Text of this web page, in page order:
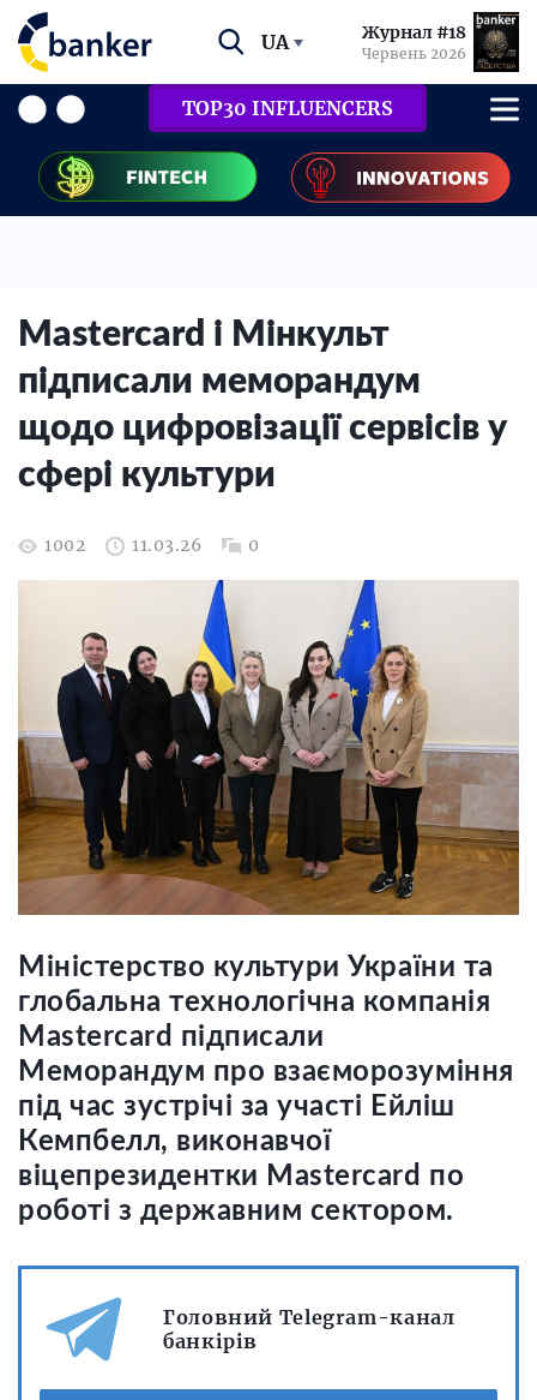
UA Журнал #18
Червень 2026
TOP30 INFLUENCERS
Mastercard і Мінкульт
підписали меморандум
щодо цифровізації сервісів у
сфері культури
1002 11.03.26 0
Міністерство культури України та
глобальна технологічна компанія
Mastercard підписали
Меморандум про взаєморозуміння
під час зустрічі за участі Ейліш
Кемпбелл, виконавчої
віцепрезидентки Mastercard по
роботі з державним сектором.
Головний Telegram-канал
банкірів